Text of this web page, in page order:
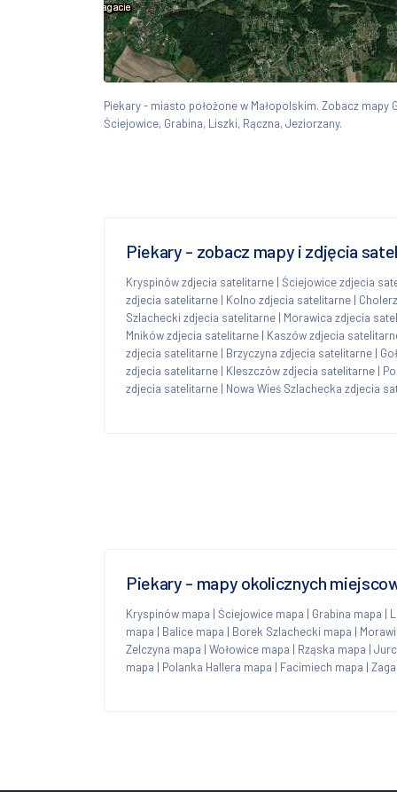
Piekary - miasto położone w Małopolskim. Zobacz mapy
Ściejowice, Grabina, Liszki, Rączna, Jeziorzany.
Piekary - zobacz mapy i zdjęcia
Kryspinów zdjecia satelitarne | Ściejowice zdjecia
zdjecia satelitarne | Kolno zdjecia satelitarne |
Szlachecki zdjecia satelitarne | Morawica zdjecia
Mników zdjecia satelitarne | Kaszów zdjecia
zdjecia satelitarne | Brzyczyna zdjecia satelitarne |
zdjecia satelitarne | Kleszczów zdjecia satelitarne |
zdjecia satelitarne | Nowa Wieś Szlachecka zdjecia
Piekary - mapy okolicznych
Kryspinów mapa | Ściejowice mapa | Grabina mapa |
mapa | Balice mapa | Borek Szlachecki mapa |
Zelczyna mapa | Wołowice mapa | Rząska mapa |
mapa | Polanka Hallera mapa | Facimiech mapa |